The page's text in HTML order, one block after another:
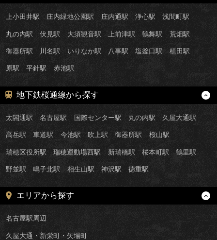
上小田井駅 庄内緑地公園駅 庄内通駅 浄心駅 浅間町駅
丸の内駅 伏見駅 大須観音駅 上前津駅 鶴舞駅 荒畑駅
御器所駅 川名駅 いりなか駅 八事駅 塩釜口駅 植田駅
原駅 平針駅 赤池駅
地下鉄桜通線から探す
太閤通駅 名古屋駅 国際センター駅 丸の内駅 久屋大通駅
高岳駅 車道駅 今池駅 吹上駅 御器所駅 桜山駅
瑞穂区役所駅 瑞穂運動場西駅 新瑞橋駅 桜本町駅 鶴里駅
野並駅 鳴子北駅 相生山駅 神沢駅 徳重駅
エリアから探す
名古屋駅周辺
久屋大通・新栄町・矢場町